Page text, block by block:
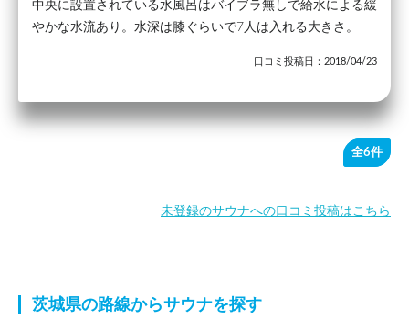
中央に設置されている水風呂はバイブラ無しで給水による緩
やかな水流あり。水深は膝ぐらいで7人は入れる大きさ。
口コミ投稿日：2018/04/23
全6件
未登録のサウナへの口コミ投稿はこちら
茨城県の路線からサウナを探す